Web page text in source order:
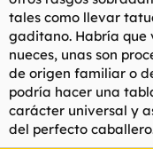
tales como llevar
gaditano. Habría que
nueces, unas son
de origen familiar o
podría hacer una
carácter universal y
del perfecto